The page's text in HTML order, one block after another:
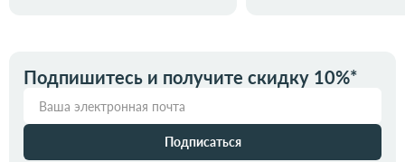
Подпишитесь и получите скидку 10%*
Подписаться